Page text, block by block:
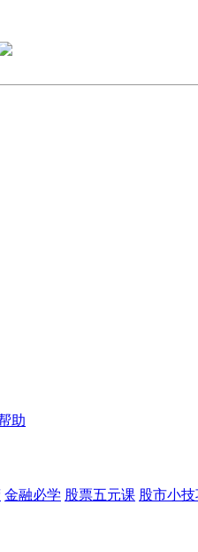
助
金融必学 股票五元课 股市小技